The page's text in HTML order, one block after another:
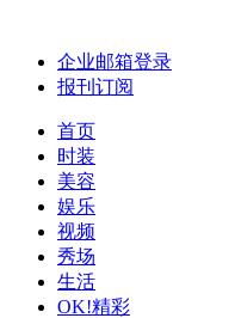
企业邮箱登录
报刊订阅
首页
时装
美容
娱乐
视频
秀场
生活
OK!精彩